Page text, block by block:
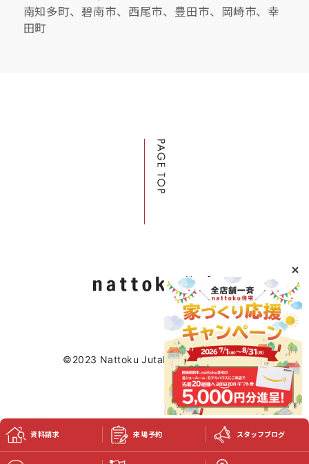
南知多町、碧南市、西尾市、豊田市、岡崎市、幸
田町
©2023 Nattoku Jutaku Kobo Co., Ltd.
資料請求 来場予約 スタッフブログ